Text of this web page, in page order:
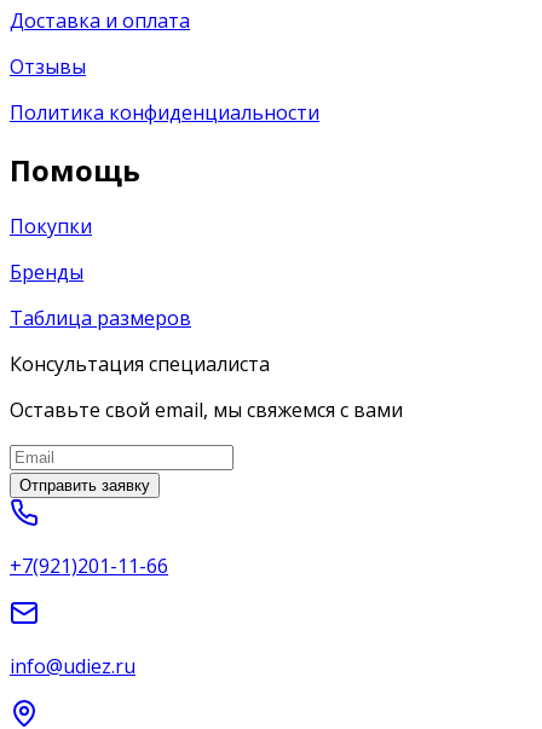
Доставка и оплата
Отзывы
Политика конфиденциальности
Помощь
Покупки
Бренды
Таблица размеров
Консультация специалиста
Оставьте свой email, мы свяжемся с вами
Отправить заявку
+7(921)201-11-66
info@udiez.ru